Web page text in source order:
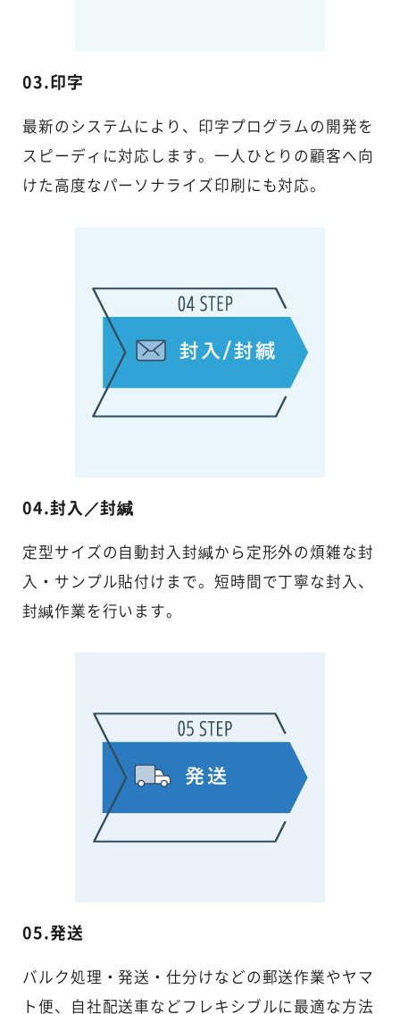
03.印字
最新のシステムにより、印字プログラムの開発を
スピーディに対応します。一人ひとりの顧客へ向
けた高度なパーソナライズ印刷にも対応。
04.封入／封緘
定型サイズの自動封入封緘から定形外の煩雑な封
入・サンプル貼付けまで。短時間で丁寧な封入、
封緘作業を行います。
05.発送
バルク処理・発送・仕分けなどの郵送作業やヤマ
ト便、自社配送車などフレキシブルに最適な方法